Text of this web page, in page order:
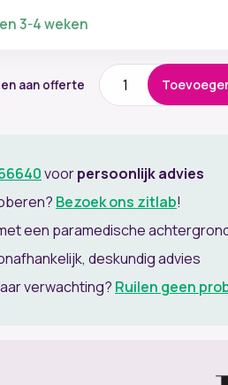
3-4 weken
aan offerte
HÅG
Creed
6005
voorpersoonlijk advies
Bezoek ons zitlab!
een paramedische
deskundig advies
verwachting? Ruilen geen